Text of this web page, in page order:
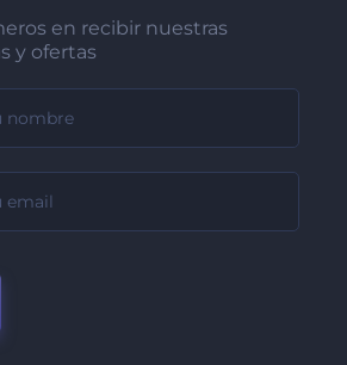
en recibir nuestras
y ofertas